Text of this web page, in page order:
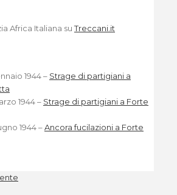
Africa Italiana suTreccani.it
1944 – Strage di partigiani a
1944 – Strage di partigiani a Forte
1944 –Ancora fucilazioni a Forte